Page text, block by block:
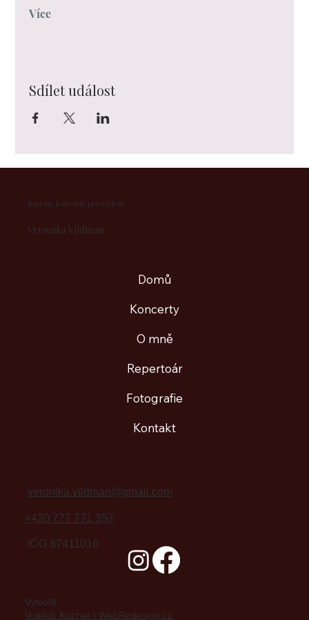
Více
Sdílet událost
​Veronika Vildman
Soprán, koncerty pro radost
+420 777 771 357
veronika.vildman@gmail.com
IČO 87411016
Domů
Koncerty
O mně
Repertoár
Fotografie
Kontakt
Vytvořil
Vojtěch Kuchař | WebRedesign.cz